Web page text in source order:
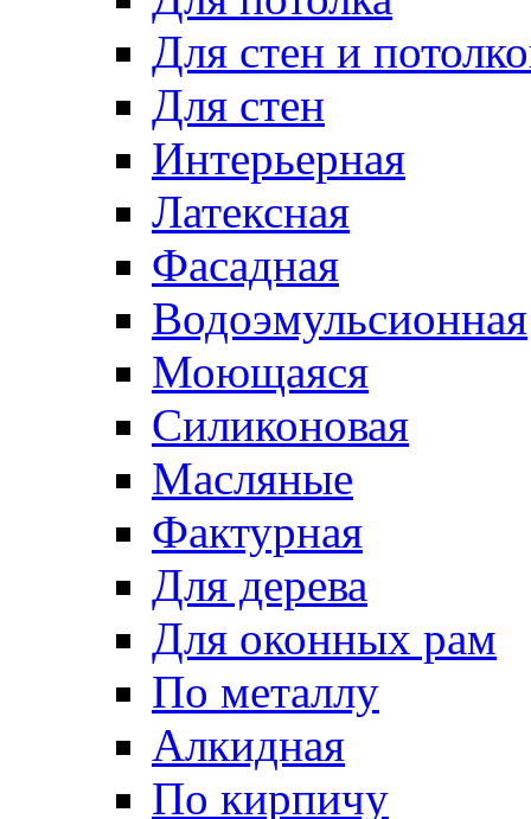
Для стен и
Для стен
Интерьерная
Латексная
Фасадная
Водоэмульсионная
Моющаяся
Силиконовая
Масляные
Фактурная
Для дерева
Для оконных рам
По металлу
Алкидная
По кирпичу